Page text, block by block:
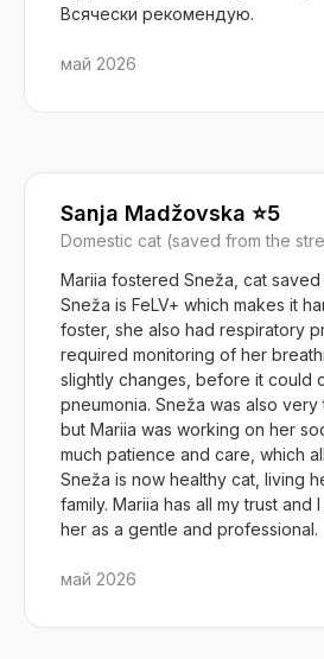
Всячески рекомендую.
май 2026
Sanja Madžovska ⭐️5
Domestic cat (saved from the
Mariia fostered Sneža, cat
Sneža is FeLV+ which makes it
foster, she also had respiratory
required monitoring of her
slightly changes, before it could
pneumonia. Sneža was also very
but Mariia was working on her
much patience and care, which
Sneža is now healthy cat, living
family. Mariia has all my trust and
her as a gentle and professional.
май 2026